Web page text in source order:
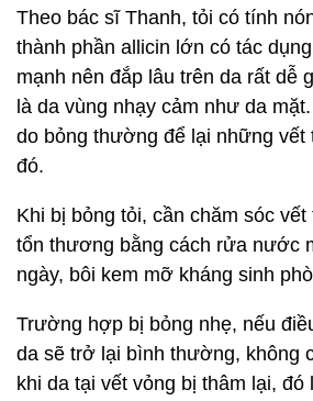
Theo bác sĩ Thanh, tỏi có tính
thành phần allicin lớn có tác
mạnh nên đắp lâu trên da rất dễ
là da vùng nhạy cảm như da
do bỏng thường để lại những vết
đó.
Khi bị bỏng tỏi, cần chăm sóc
tổn thương bằng cách rửa nước
ngày, bôi kem mỡ kháng sinh
Trường hợp bị bỏng nhẹ, nếu
da sẽ trở lại bình thường, không
khi da tại vết vỏng bị thâm lại, đó